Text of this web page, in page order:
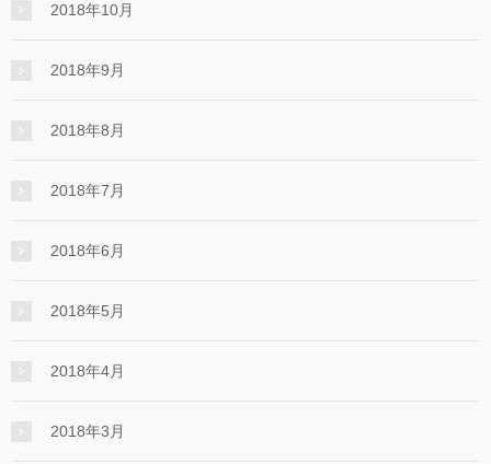
2018年10月
2018年9月
2018年8月
2018年7月
2018年6月
2018年5月
2018年4月
2018年3月